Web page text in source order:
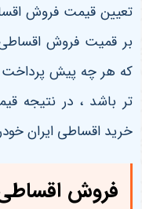
که هر چه پیش پرداخت
تر باشد ، در نتیجه
خرید اقساطی ایران
فروش